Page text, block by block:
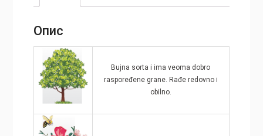
Опис
Bujna sorta i ima veoma dobro
raspoređene grane. Rađe redovno i
obilno.